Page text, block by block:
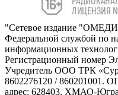
"Сетевое издание
Федеральной службой по
информационных
Регистрационный номер
Учредитель ООО ТРК
8602276120 / 860201001.
адрес: 628403, ХМАО-